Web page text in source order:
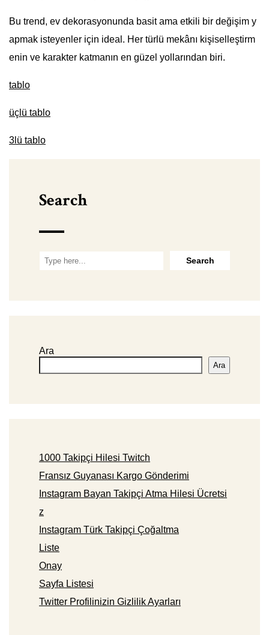
Bu trend, ev dekorasyonunda basit ama etkili bir değişim y
apmak isteyenler için ideal. Her türlü mekânı kişiselleştirm
enin ve karakter katmanın en güzel yollarından biri.
tablo
üçlü tablo
3lü tablo
Search
Ara
Ara
1000 Takipçi Hilesi Twitch
Fransız Guyanası Kargo Gönderimi
Instagram Bayan Takipçi Atma Hilesi Ücretsi
z
Instagram Türk Takipçi Çoğaltma
Liste
Onay
Sayfa Listesi
Twitter Profilinizin Gizlilik Ayarları